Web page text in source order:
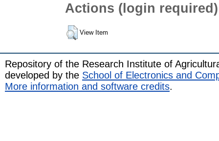
Actions (login required)
View Item
Repository of the Research Institute of
developed by the School of Electronics and
More information and software credits.